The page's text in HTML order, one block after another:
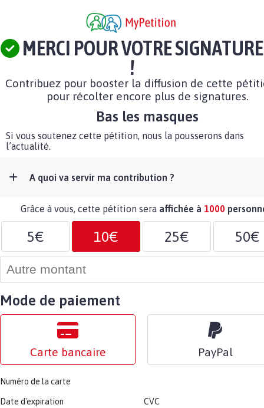
MERCI POUR VOTRE SIGNATURE
!
Contribuez pour booster la diffusion de cette
pour récolter encore plus de signatures.
Bas les masques
Si vous soutenez cette pétition, nous la pousserons dans
l’actualité.
A quoi va servir ma contribution ?
Grâce à vous, cette pétition sera affichée à 1000
5€ 10€ 25€ 50€
Mode de paiement
Carte bancaire PayPal
Numéro de la carte
Date d'expiration CVC